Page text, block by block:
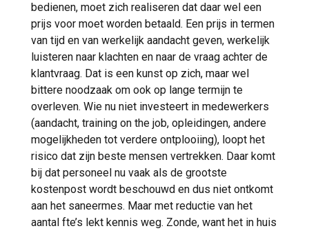
bedienen, moet zich realiseren dat daar wel een
prijs voor moet worden betaald. Een prijs in termen
van tijd en van werkelijk aandacht geven, werkelijk
luisteren naar klachten en naar de vraag achter de
klantvraag. Dat is een kunst op zich, maar wel
bittere noodzaak om ook op lange termijn te
overleven. Wie nu niet investeert in medewerkers
(aandacht, training on the job, opleidingen, andere
mogelijkheden tot verdere ontplooiing), loopt het
risico dat zijn beste mensen vertrekken. Daar komt
bij dat personeel nu vaak als de grootste
kostenpost wordt beschouwd en dus niet ontkomt
aan het saneermes. Maar met reductie van het
aantal fte’s lekt kennis weg. Zonde, want het in huis